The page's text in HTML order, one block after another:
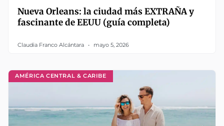
Nueva Orleans: la ciudad más EXTRAÑA y
fascinante de EEUU (guía completa)
Claudia Franco Alcántara mayo 5, 2026
AMÉRICA CENTRAL & CARIBE